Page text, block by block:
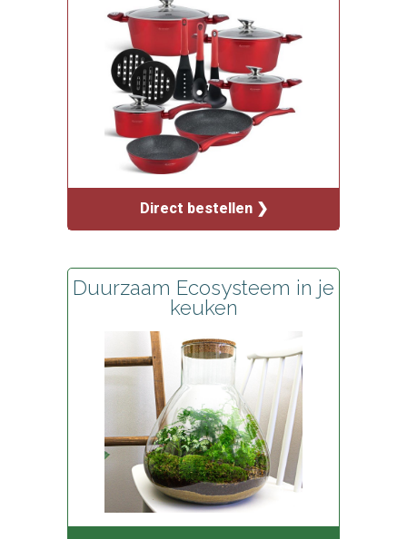
Direct bestellen ❯
Duurzaam Ecosysteem in je
keuken